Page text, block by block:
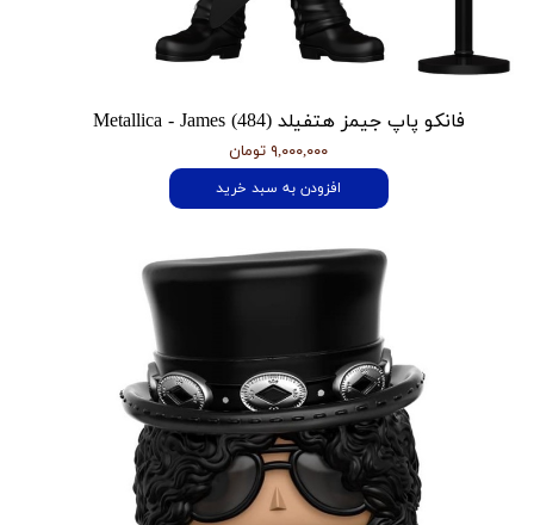
فانکو پاپ جیمز هتفیلد Metallica - James (484)
۹,۰۰۰,۰۰۰ تومان
افزودن به سبد خرید